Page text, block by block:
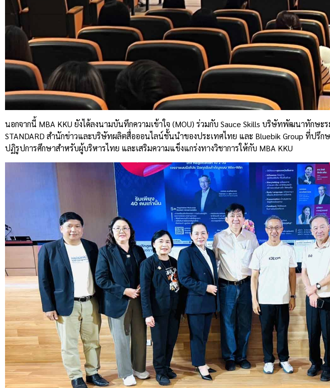
นอกจากนี้ MBA KKU ยังได้ลงนามบันทึกความเข้าใจ (MOU) ร่วมกับ Sauce Skills บริษัทพัฒนาทักษ
STANDARD สำนักข่าวและบริษัทผลิตสื่อออนไลน์ชั้นนำของประเทศไทย และ Bluebik Group ที่ปรึ
ปฏิรูปการศึกษาสำหรับผู้บริหารไทย และเสริมความแข็งแกร่งทางวิชาการให้กับ MBA KKU